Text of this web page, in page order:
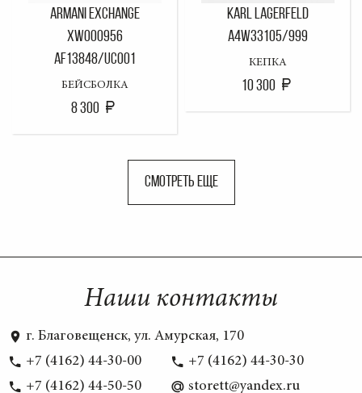
ARMANI EXCHANGE
XW000956
AF13848/UC001
БЕЙСБОЛКА
8 300
KARL LAGERFELD
A4W33105/999
КЕПКА
10 300
СМОТРЕТЬ ЕЩЕ
Наши контакты
г. Благовещенск, ул. Амурская, 170
+7 (4162) 44-30-00
+7 (4162) 44-30-30
+7 (4162) 44-50-50
storett@yandex.ru